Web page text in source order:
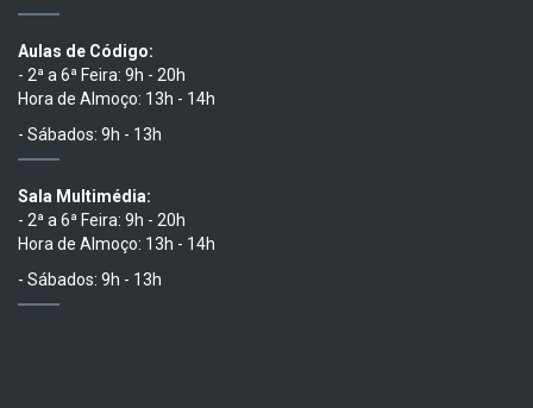
Aulas de Código:
- 2ª a 6ª Feira: 9h - 20h
Hora de Almoço: 13h - 14h
- Sábados: 9h - 13h
Sala Multimédia:
- 2ª a 6ª Feira: 9h - 20h
Hora de Almoço: 13h - 14h
- Sábados: 9h - 13h